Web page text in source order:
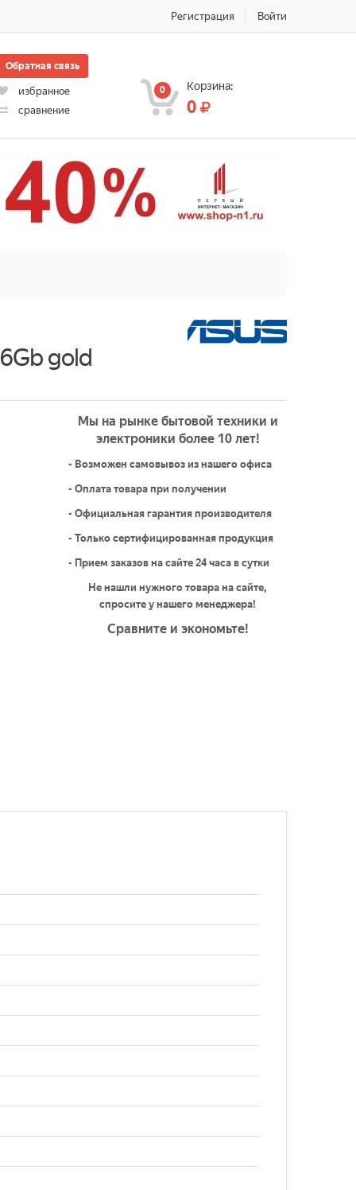
Регистрация Войти
Обратная связь
избранное
сравнение
0 Корзина:
0
gold
Мы на рынке бытовой техники и
электроники более 10 лет!
- Возможен самовывоз из нашего офиса
- Оплата товара при получении
- Официальная гарантия производителя
- Только сертифицированная продукция
- Прием заказов на сайте 24 часа в сутки
Не нашли нужного товара на сайте,
спросите у нашего менеджера!
Сравните и экономьте!